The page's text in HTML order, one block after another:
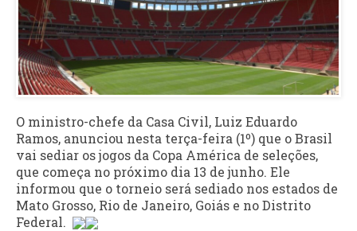
O ministro-chefe da Casa Civil, Luiz Eduardo
Ramos, anunciou nesta terça-feira (1º) que o Brasil
vai sediar os jogos da Copa América de seleções,
que começa no próximo dia 13 de junho. Ele
informou que o torneio será sediado nos estados de
Mato Grosso, Rio de Janeiro, Goiás e no Distrito
Federal.